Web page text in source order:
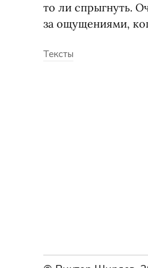
то ли спрыгнуть.
за ощущениями,
Тексты